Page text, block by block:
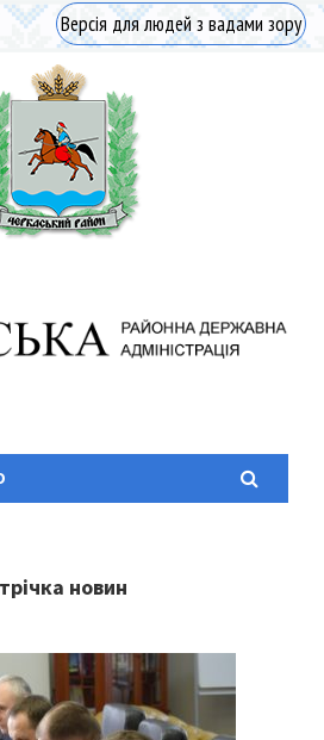
Версія для людей з вадами зору
новин